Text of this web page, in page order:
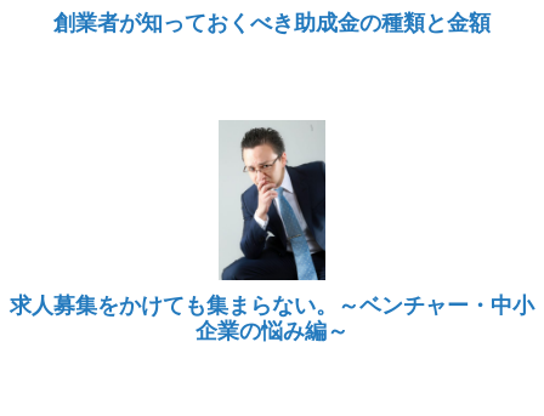
創業者が知っておくべき助成金の種類と金額
求人募集をかけても集まらない。～ベンチャー・中小
企業の悩み編～